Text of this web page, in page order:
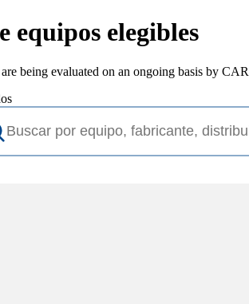
equipos elegibles
being evaluated on an ongoing basis by